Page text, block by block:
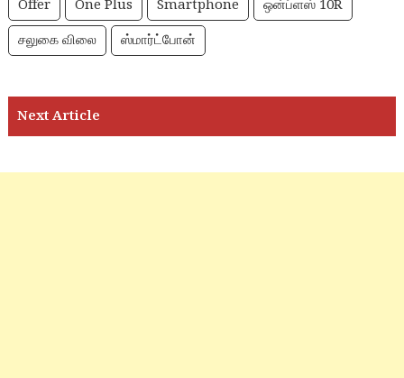
Offer One Plus Smartphone
ஒன்ப்ளஸ் 10R
சலுகை விலை
ஸ்மார்ட்போன்